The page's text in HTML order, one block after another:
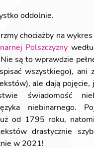
oddolnie.
chociażby na
Polszczyzny
są to wprawdzie
wszystkiego), ani
ale dają pojęcie,
świadomość
niebinarnego.
od 1795 roku,
drastycznie
w 2021!